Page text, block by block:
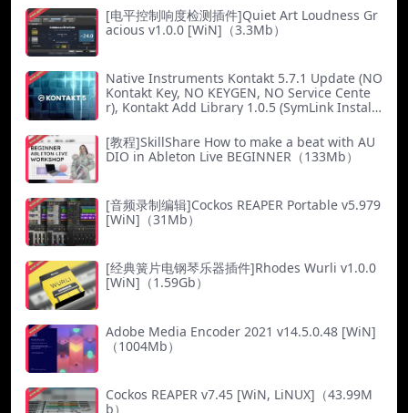
[电平控制响度检测插件]Quiet Art Loudness Gr
acious v1.0.0 [WiN]（3.3Mb）
Native Instruments Kontakt 5.7.1 Update (NO
Kontakt Key, NO KEYGEN, NO Service Cente
r), Kontakt Add Library 1.0.5 (SymLink Installe
[教程]SkillShare How to make a beat with AU
DIO in Ableton Live BEGINNER（133Mb）
[音频录制编辑]Cockos REAPER Portable v5.979
[WiN]（31Mb）
[经典簧片电钢琴乐器插件]Rhodes Wurli v1.0.0
[WiN]（1.59Gb）
Adobe Media Encoder 2021 v14.5.0.48 [WiN]
（1004Mb）
Cockos REAPER v7.45 [WiN, LiNUX]（43.99M
b）